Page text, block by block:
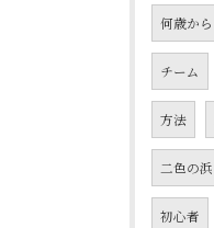
何歳から
チーム
方法
二色の浜
初心者